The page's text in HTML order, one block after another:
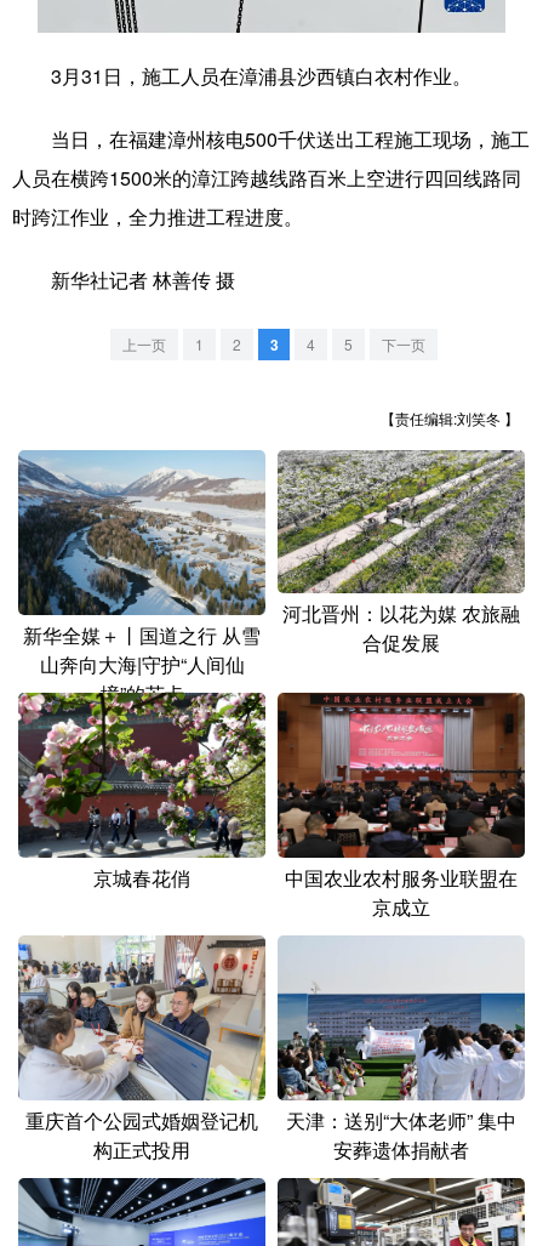
山西
辽宁 吉林 上海
山东 河南 湖北 湖南
广东 广西
四川 贵州
多语种频道
English Español Français عربى
Русский язык 日本語 한국어
Deutsch Português
3月31日，施工人员在漳浦县沙西镇白衣村作业。
当日，在福建漳州核电500千伏送出工程施工现场，施工
人员在横跨1500米的漳江跨越线路百米上空进行四回线路同
时跨江作业，全力推进工程进度。
新华社记者 林善传 摄
上一页 1 2 3 4 5 下一页
【责任编辑:刘笑冬 】
新华全媒＋丨国道之行 从雪
山奔向大海|守护“人间仙
境”的苏卡
河北晋州：以花为媒 农旅融
合促发展
京城春花俏
中国农业农村服务业联盟在
京成立
重庆首个公园式婚姻登记机
构正式投用
天津：送别“大体老师” 集中
安葬遗体捐献者